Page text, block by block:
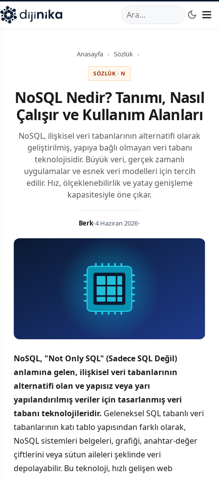
,Marmara Mahallesi,Beylikdüzü34520TRTelefon:0850
Anasayfa › Sözlük ›
SÖZLÜK · N
NoSQL Nedir? Tanımı, Nasıl
Çalışır ve Kullanım Alanları
NoSQL, ilişkisel veri tabanlarının alternatifi olarak
geliştirilmiş, yapıya bağlı olmayan veri tabanı
teknolojisidir. Büyük veri, gerçek zamanlı
uygulamalar ve esnek veri modelleri için tercih
edilir. Hız, ölçeklenebilirlik ve yatay genişleme
kapasitesiyle öne çıkar.
Berk•4 Haziran 2026•
NoSQL, "Not Only SQL" (Sadece SQL Değil)
anlamına gelen, ilişkisel veri tabanlarının
alternatifi olan ve yapısız veya yarı
yapılandırılmış veriler için tasarlanmış veri
tabanı teknolojileridir. Geleneksel SQL tabanlı veri
tabanlarının katı tablo yapısından farklı olarak,
NoSQL sistemleri belgeleri, grafiği, anahtar-değer
çiftlerini veya sütun aileleri şeklinde veri
depolayabilir. Bu teknoloji, hızlı gelişen web